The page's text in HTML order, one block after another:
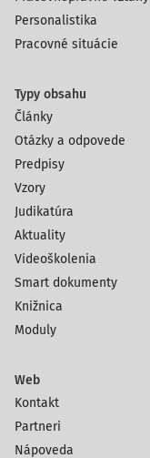
Personalistika
Pracovné situácie
Typy obsahu
Články
Otázky a odpovede
Predpisy
Vzory
Judikatúra
Aktuality
Videoškolenia
Smart dokumenty
Knižnica
Moduly
Web
Kontakt
Partneri
Nápoveda